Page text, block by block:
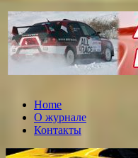
Home
О журнале
Контакты